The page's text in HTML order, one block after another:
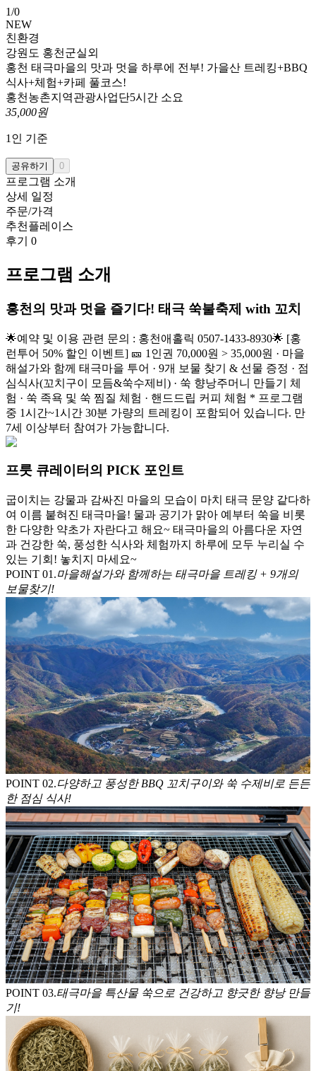
1/0
NEW
친환경
강원도 홍천군실외
홍천 태극마을의 맛과 멋을 하루에 전부! 가을산 트레킹+BBQ
식사+체험+카페 풀코스!
홍천농촌지역관광사업단5시간 소요
35,000원
1 인 기준
공유하기 0
프로그램 소개
상세 일정
주문/가격
추천플레이스
후기 0
프로그램 소개
홍천의 맛과 멋을 즐기다! 태극 쑥불축제 with 꼬치
🌟예약 및 이용 관련 문의 : 홍천애홀릭 0507-1433-8930🌟 [홍
런투어 50% 할인 이벤트] 🎫 1인권 70,000원 > 35,000원 · 마을
해설가와 함께 태극마을 투어 · 9개 보물 찾기 & 선물 증정 · 점
심식사(꼬치구이 모듬&쑥수제비) · 쑥 향낭주머니 만들기 체
험 · 쑥 족욕 및 쑥 찜질 체험 · 핸드드립 커피 체험 * 프로그램
중 1시간~1시간 30분 가량의 트레킹이 포함되어 있습니다. 만
7세 이상부터 참여가 가능합니다.
프룻 큐레이터의 PICK 포인트
굽이치는 강물과 감싸진 마을의 모습이 마치 태극 문양 같다하
여 이름 붙혀진 태극마을! 물과 공기가 맑아 예부터 쑥을 비롯
한 다양한 약초가 자란다고 해요~ 태극마을의 아름다운 자연
과 건강한 쑥, 풍성한 식사와 체험까지 하루에 모두 누리실 수
있는 기회! 놓치지 마세요~
POINT 01 .마을해설가와 함께하는 태극마을 트레킹 + 9개의
보물찾기!
POINT 02.다양하고 풍성한 BBQ 꼬치구이와 쑥 수제비로 든든
한 점심 식사!
POINT 03.태극마을 특산물 쑥으로 건강하고 향긋한 향낭 만들
기!